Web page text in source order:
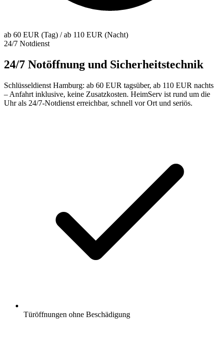
ab 60 EUR (Tag) / ab 110 EUR (Nacht)
24/7 Notdienst
24/7 Notöffnung und Sicherheitstechnik
Schlüsseldienst Hamburg: ab 60 EUR tagsüber, ab 110 EUR nachts
– Anfahrt inklusive, keine Zusatzkosten. HeimServ ist rund um die
Uhr als 24/7-Notdienst erreichbar, schnell vor Ort und seriös.
Türöffnungen ohne Beschädigung